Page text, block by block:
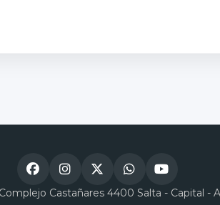
Castañares 4400 Salta - Capital -